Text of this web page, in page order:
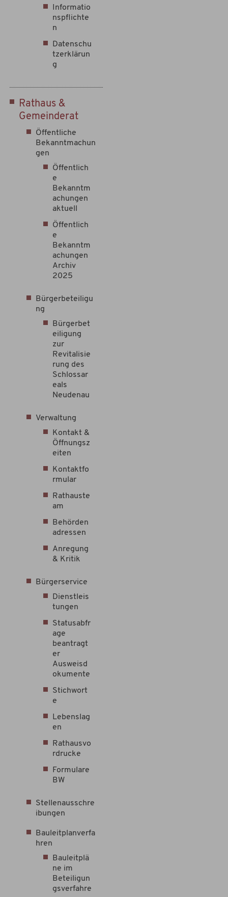
Informatio
nspflichte
n
Datenschu
tzerklärun
g
Rathaus &
Gemeinderat
Öffentliche
Bekanntmachun
gen
Öffentlich
e
Bekanntm
achungen
aktuell
Öffentlich
e
Bekanntm
achungen
Archiv
2025
Bürgerbeteiligu
ng
Bürgerbet
eiligung
zur
Revitalisie
rung des
Schlossar
eals
Neudenau
Verwaltung
Kontakt &
Öffnungsz
eiten
Kontaktfo
rmular
Rathauste
am
Behörden
adressen
Anregung
& Kritik
Bürgerservice
Dienstleis
tungen
Statusabfr
age
beantragt
er
Ausweisd
okumente
Stichwort
e
Lebenslag
en
Rathausvo
rdrucke
Formulare
BW
Stellenausschre
ibungen
Bauleitplanverfa
hren
Bauleitplä
ne im
Beteiligun
gsverfahre